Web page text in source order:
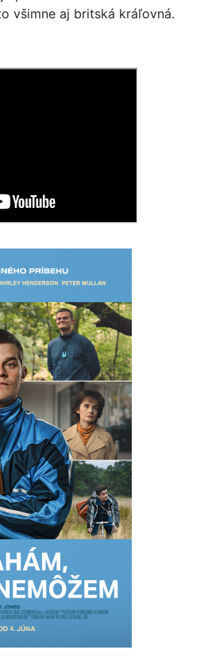
všimne aj britská kráľovná.